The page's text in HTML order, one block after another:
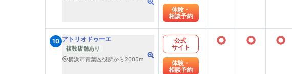
体験・
相談予約
10 アトリオドゥーエ
複数店舗あり
横浜市青葉区役所から2005m
公式
サイト
体験・
相談予約
○ ○ ○